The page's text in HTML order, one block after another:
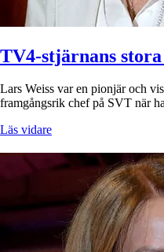
TV4-stjärnans
Lars Weiss var en pionjär och
framgångsrik chef på SVT när
Läs vidare